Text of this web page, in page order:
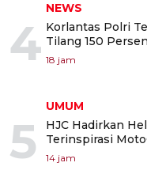
4
NEWS
Korlantas Polri
Tilang 150
18 jam
5
UMUM
HJC Hadirkan
Terinspirasi
14 jam